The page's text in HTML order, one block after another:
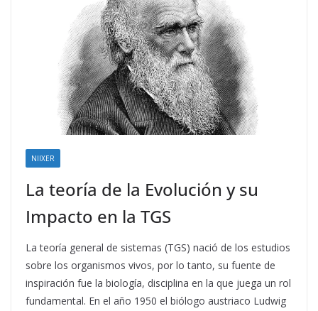
NIIXER
La teoría de la Evolución y su
Impacto en la TGS
La teoría general de sistemas (TGS) nació de los estudios
sobre los organismos vivos, por lo tanto, su fuente de
inspiración fue la biología, disciplina en la que juega un rol
fundamental. En el año 1950 el biólogo austriaco Ludwig